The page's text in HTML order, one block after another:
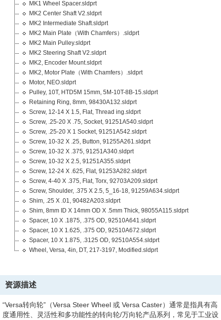
MK1 Wheel Spacer.sldprt
MK2 Center Shaft V2.sldprt
MK2 Intermediate Shaft.sldprt
MK2 Main Plate（With Chamfers）.sldprt
MK2 Main Pulley.sldprt
MK2 Steering Shaft V2.sldprt
MK2, Encoder Mount.sldprt
MK2, Motor Plate（With Chamfers）.sldprt
Motor, NEO.sldprt
Pulley, 10T, HTD5M 15mm, 5M-10T-8B-15.sldprt
Retaining Ring, 8mm, 98430A132.sldprt
Screw, 12-14 X 1.5, Flat, Thread ing.sldprt
Screw, .25-20 X .75, Socket, 91251A540.sldprt
Screw, .25-20 X 1 Socket, 91251A542.sldprt
Screw, 10-32 X .25, Button, 91255A261.sldprt
Screw, 10-32 X .375, 91251A340.sldprt
Screw, 10-32 X 2.5, 91251A355.sldprt
Screw, 12-24 X .625, Flat, 91253A282.sldprt
Screw, 4-40 X .375, Flat, Torx, 92703A209.sldprt
Screw, Shoulder, .375 X 2.5, 5_16-18, 91259A634.sldprt
Shim, .25 X .01, 90482A203.sldprt
Shim, 8mm ID X 14mm OD X .5mm Thick, 98055A115.sldprt
Spacer, 10 X .1875, .375 OD, 92510A641.sldprt
Spacer, 10 X 1.625, .375 OD, 92510A672.sldprt
Spacer, 10 X 1.875, .3125 OD, 92510A554.sldprt
Wheel, Versa, 4in, DT, 217-3197, Modified.sldprt
资源描述
“Versa转向轮”（Versa Steer Wheel 或 Versa Caster）通常是指具有高
度通用性、灵活性和多功能性的转向轮/万向轮产品系列 ，常见于工业设